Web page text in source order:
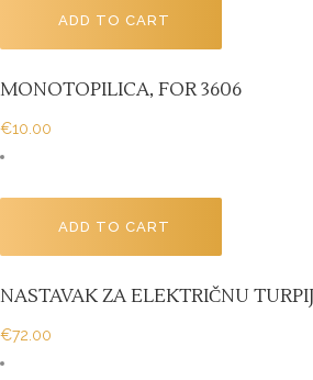
ADD TO CART
MONOTOPILICA, FOR 3606
€10.00
ADD TO CART
NASTAVAK ZA ELEKTRIČNU
€72.00